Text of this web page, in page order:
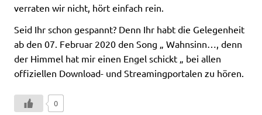
verraten wir nicht, hört einfach rein.
Seid Ihr schon gespannt? Denn Ihr habt die Gelegenheit
ab den 07. Februar 2020 den Song „ Wahnsinn…, denn
der Himmel hat mir einen Engel schickt „ bei allen
offiziellen Download- und Streamingportalen zu hören.
0